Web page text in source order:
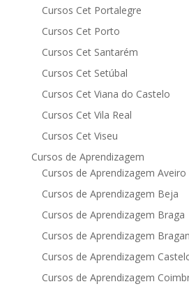
Cursos Cet Portalegre
Cursos Cet Porto
Cursos Cet Santarém
Cursos Cet Setúbal
Cursos Cet Viana do Castelo
Cursos Cet Vila Real
Cursos Cet Viseu
Cursos de Aprendizagem
Cursos de Aprendizagem Aveiro
Cursos de Aprendizagem Beja
Cursos de Aprendizagem Braga
Cursos de Aprendizagem
Cursos de Aprendizagem
Cursos de Aprendizagem